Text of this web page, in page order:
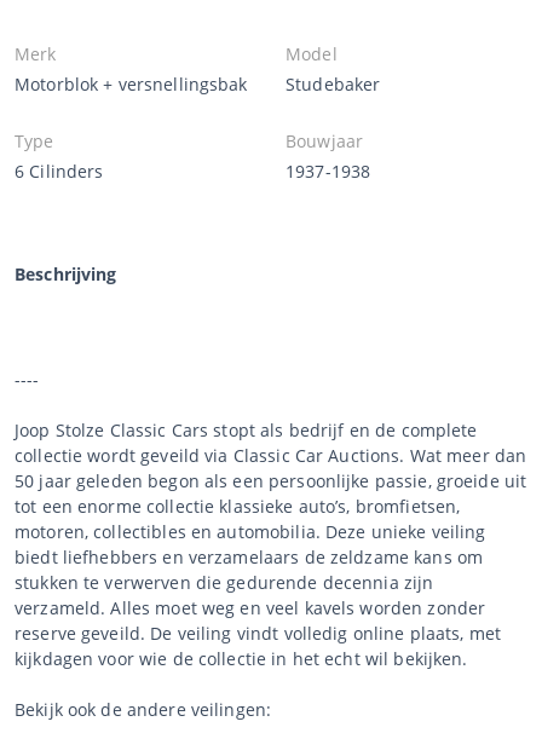
Merk
Motorblok + versnellingsbak
Model
Studebaker
Type
6 Cilinders
Bouwjaar
1937-1938
Beschrijving
----
Joop Stolze Classic Cars stopt als bedrijf en de complete
collectie wordt geveild via Classic Car Auctions. Wat meer dan
50 jaar geleden begon als een persoonlijke passie, groeide uit
tot een enorme collectie klassieke auto’s, bromfietsen,
motoren, collectibles en automobilia. Deze unieke veiling
biedt liefhebbers en verzamelaars de zeldzame kans om
stukken te verwerven die gedurende decennia zijn
verzameld. Alles moet weg en veel kavels worden zonder
reserve geveild. De veiling vindt volledig online plaats, met
kijkdagen voor wie de collectie in het echt wil bekijken.
Bekijk ook de andere veilingen: